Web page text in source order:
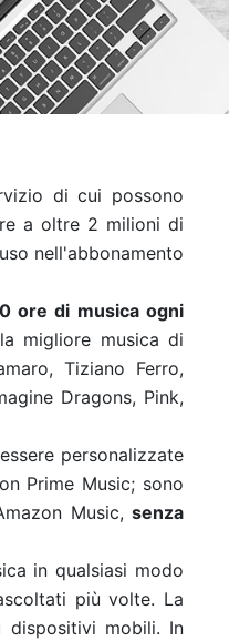
di cui possono
a oltre 2 milioni di
nell'abbonamento
ore di musica ogni
migliore musica di
Tiziano Ferro,
Dragons, Pink,
personalizzate
Prime Music; sono
Music, senza
in qualsiasi modo
più volte. La
dispositivi mobili. In